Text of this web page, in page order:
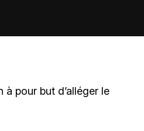
à pour but d’alléger le